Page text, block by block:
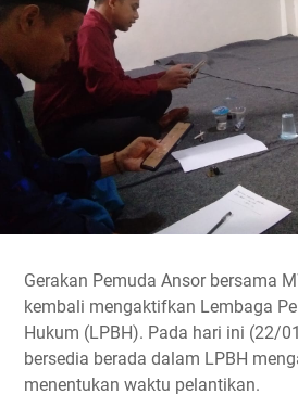
Gerakan Pemuda Ansor bersama
kembali mengaktifkan Lembaga
Hukum (LPBH). Pada hari ini (22/
bersedia berada dalam LPBH
menentukan waktu pelantikan.